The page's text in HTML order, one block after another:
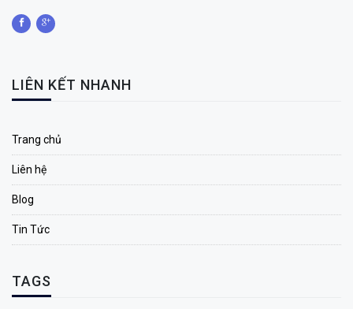
LIÊN KẾT NHANH
Trang chủ
Liên hệ
Blog
Tin Tức
TAGS